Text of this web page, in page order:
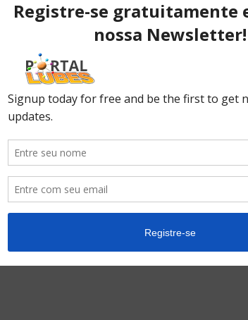
Mercosul e Colômbia assinam
acordo que vai liberar o
para...